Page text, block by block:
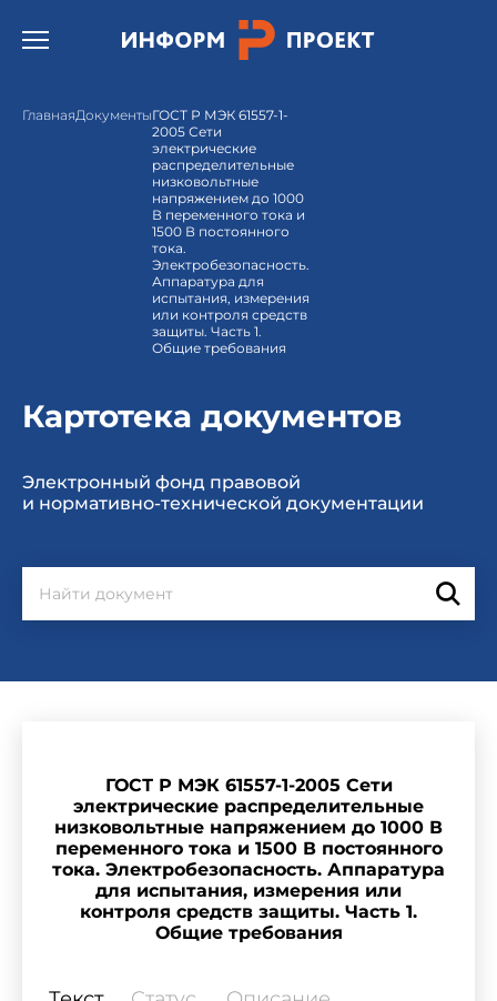
Открыть бургер меню.
ГлавнаяДокументыГОСТ Р МЭК 61557-1-
2005 Сети
электрические
распределительные
низковольтные
напряжением до 1000
В переменного тока и
1500 В постоянного
тока.
Электробезопасность.
Аппаратура для
испытания, измерения
или контроля средств
защиты. Часть 1.
Общие требования
Картотека документов
Электронный фонд правовой
и нормативно-технической документации
ГОСТ Р МЭК 61557-1-2005 Сети
электрические распределительные
низковольтные напряжением до 1000 В
переменного тока и 1500 В постоянного
тока. Электробезопасность. Аппаратура
для испытания, измерения или
контроля средств защиты. Часть 1.
Общие требования